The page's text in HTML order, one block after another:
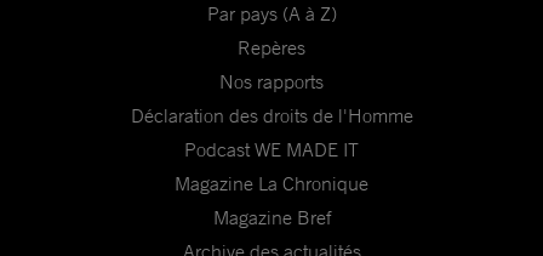
Par pays (A à Z)
Repères
Nos rapports
Déclaration des droits de l'Homme
Podcast WE MADE IT
Magazine La Chronique
Magazine Bref